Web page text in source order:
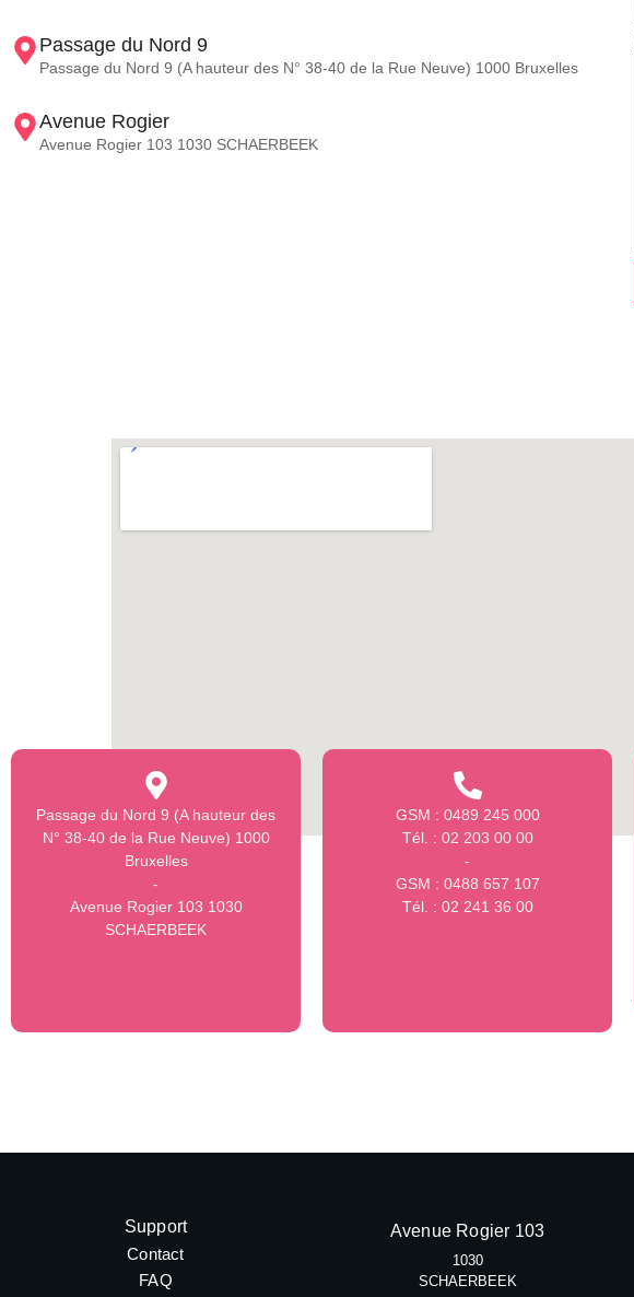
Passage du Nord 9
Passage du Nord 9 (A hauteur des N° 38-40 de la Rue Neuve) 1000 Bruxelles
Avenue Rogier
Avenue Rogier 103 1030 SCHAERBEEK
Passage du Nord 9 (A hauteur des
N° 38-40 de la Rue Neuve) 1000
Bruxelles
-
Avenue Rogier 103 1030
SCHAERBEEK
GSM : 0489 245 000
Tél. : 02 203 00 00
-
GSM : 0488 657 107
Tél. : 02 241 36 00
Support
Contact
FAQ
Avenue Rogier 103
1030
SCHAERBEEK